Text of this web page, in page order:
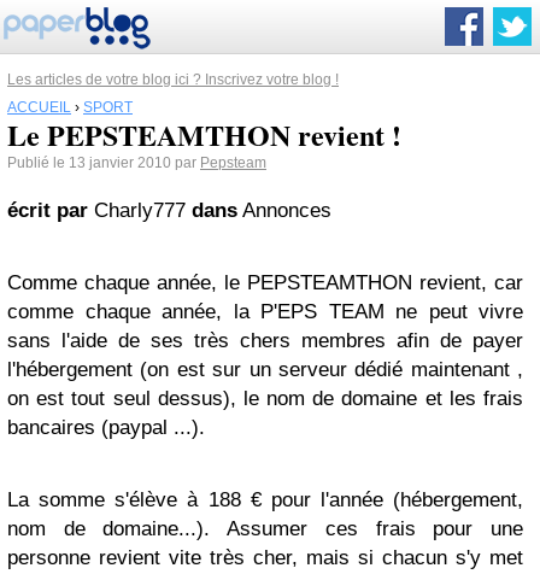
Les articles de votre blog ici ? Inscrivez votre blog !
ACCUEIL › SPORT
Le PEPSTEAMTHON revient !
Publié le 13 janvier 2010 par Pepsteam
écrit par Charly777 dans Annonces
Comme chaque année, le PEPSTEAMTHON revient, car
comme chaque année, la P'EPS TEAM ne peut vivre
sans l'aide de ses très chers membres afin de payer
l'hébergement (on est sur un serveur dédié maintenant ,
on est tout seul dessus), le nom de domaine et les frais
bancaires (paypal ...).
La somme s'élève à 188 € pour l'année (hébergement,
nom de domaine...). Assumer ces frais pour une
personne revient vite très cher, mais si chacun s'y met